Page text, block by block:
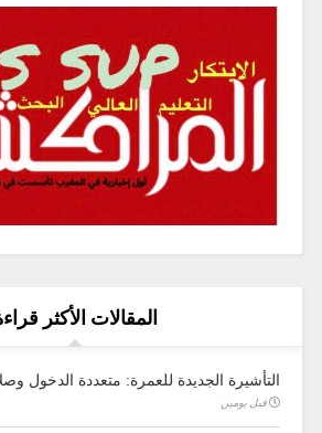
المقالات الأكثر
التأشيرة الجديدة للعمرة: متعددة الدخول
قبل يومين